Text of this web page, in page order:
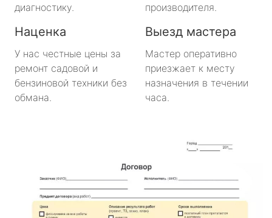
метро Коломенская
метро Парк Культуры
метро Пролетарская
метро Маяковская
диагностику.
производителя.
Наценка
У нас честные цены за
ремонт садовой и
бензиновой техники без
обмана.
Выезд мастера
Мастер оперативно
приезжает к месту
назначения в течении
часа.